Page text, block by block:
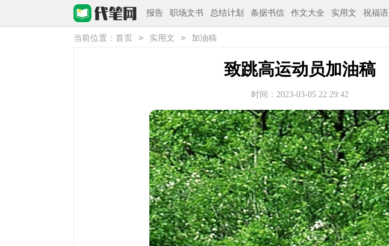
报告 职场文书 总结计划 条据书信 作文大全 实用文 祝福语
当前位置： 首页 > 实用文 > 加油稿
致跳高运动员加油稿
时间：2023-03-05 22:29:42